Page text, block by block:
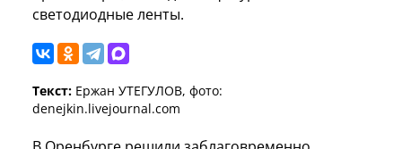
светодиодные ленты.
Текст: Ержан УТЕГУЛОВ, фото:
denejkin.livejournal.com